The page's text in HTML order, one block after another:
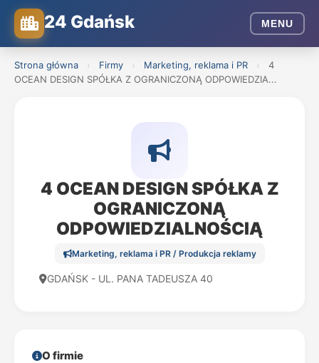
24 Gdańsk MENU
Strona główna › Firmy › Marketing, reklama i PR ›
4
OCEAN DESIGN SPÓŁKA Z OGRANICZONĄ ODPOWIEDZIA...
4 OCEAN DESIGN SPÓŁKA Z
OGRANICZONĄ
ODPOWIEDZIALNOŚCIĄ
Marketing, reklama i PR / Produkcja reklamy
GDAŃSK - UL. PANA TADEUSZA 40
O firmie